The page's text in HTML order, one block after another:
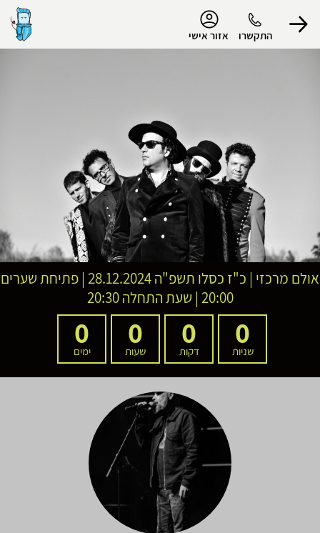
התקשרו אזור אישי
התנתק
אולם מרכזי | כ"ז כסלו תשפ"ה
28.12.2024 | פתיחת שערים
20:00 | שעת התחלה 20:30
0
שניות
0
דקות
0
שעות
0
ימים